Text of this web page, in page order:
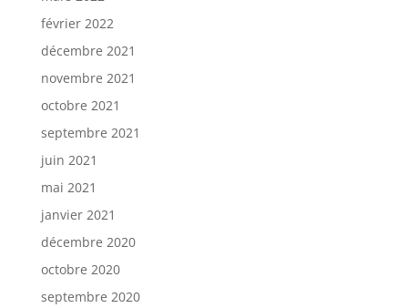
février 2022
décembre 2021
novembre 2021
octobre 2021
septembre 2021
juin 2021
mai 2021
janvier 2021
décembre 2020
octobre 2020
septembre 2020